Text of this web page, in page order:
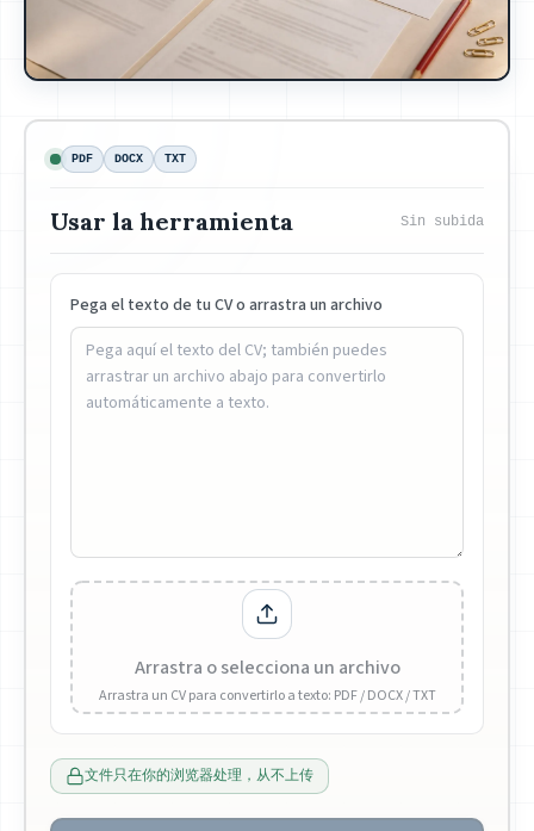
PDF DOCX TXT
Usar la herramienta Sin subida
Pega el texto de tu CV o arrastra un archivo
Arrastra o selecciona un archivo
Arrastra un CV para convertirlo a texto: PDF / DOCX / TXT
文件只在你的浏览器处理，从不上传